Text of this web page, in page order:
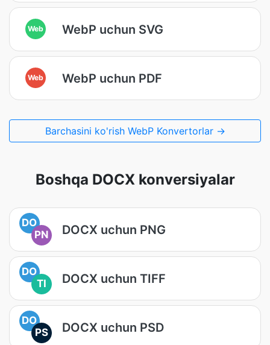
Web WebP uchun SVG
Web WebP uchun PDF
Barchasini ko'rish WebP Konvertorlar →
Boshqa DOCX konversiyalar
DO
PN
DOCX uchun PNG
DO
TI
DOCX uchun TIFF
DO
PS
DOCX uchun PSD